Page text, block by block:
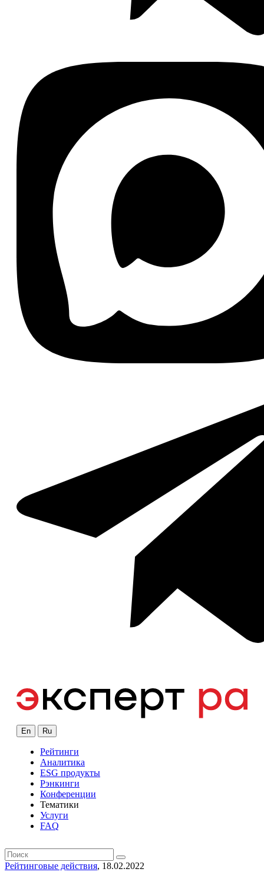
En Ru
Рейтинги
Аналитика
ESG продукты
Рэнкинги
Конференции
Тематики
Услуги
FAQ
Рейтинговые действия, 18.02.2022